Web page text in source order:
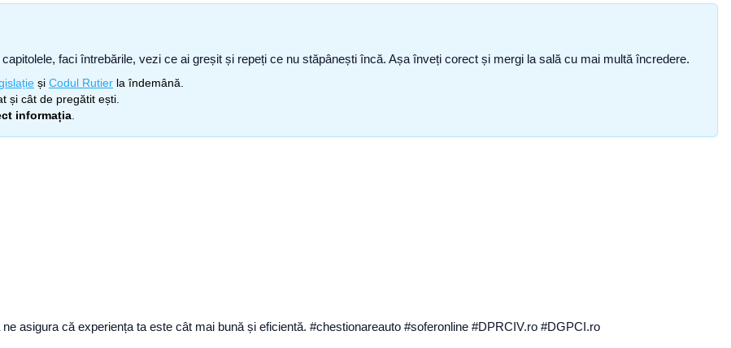
faci întrebările, vezi ce ai greșit și repeți ce nu stăpânești încă. Așa înveți corect și mergi la sală cu mai multă încredere.
și Codul Rutier la îndemână.
și cât de pregătit ești.
informația
asigura că experiența ta este cât mai bună și eficientă. #chestionareauto #soferonline #DPRCIV.ro #DGPCI.ro